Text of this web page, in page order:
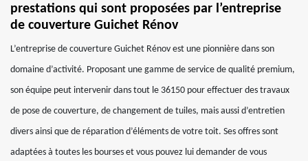
prestations qui sont proposées par l’entreprise
de couverture Guichet Rénov
L’entreprise de couverture Guichet Rénov est une pionnière dans son
domaine d’activité. Proposant une gamme de service de qualité premium,
son équipe peut intervenir dans tout le 36150 pour effectuer des travaux
de pose de couverture, de changement de tuiles, mais aussi d’entretien
divers ainsi que de réparation d’éléments de votre toit. Ses offres sont
adaptées à toutes les bourses et vous pouvez lui demander de vous